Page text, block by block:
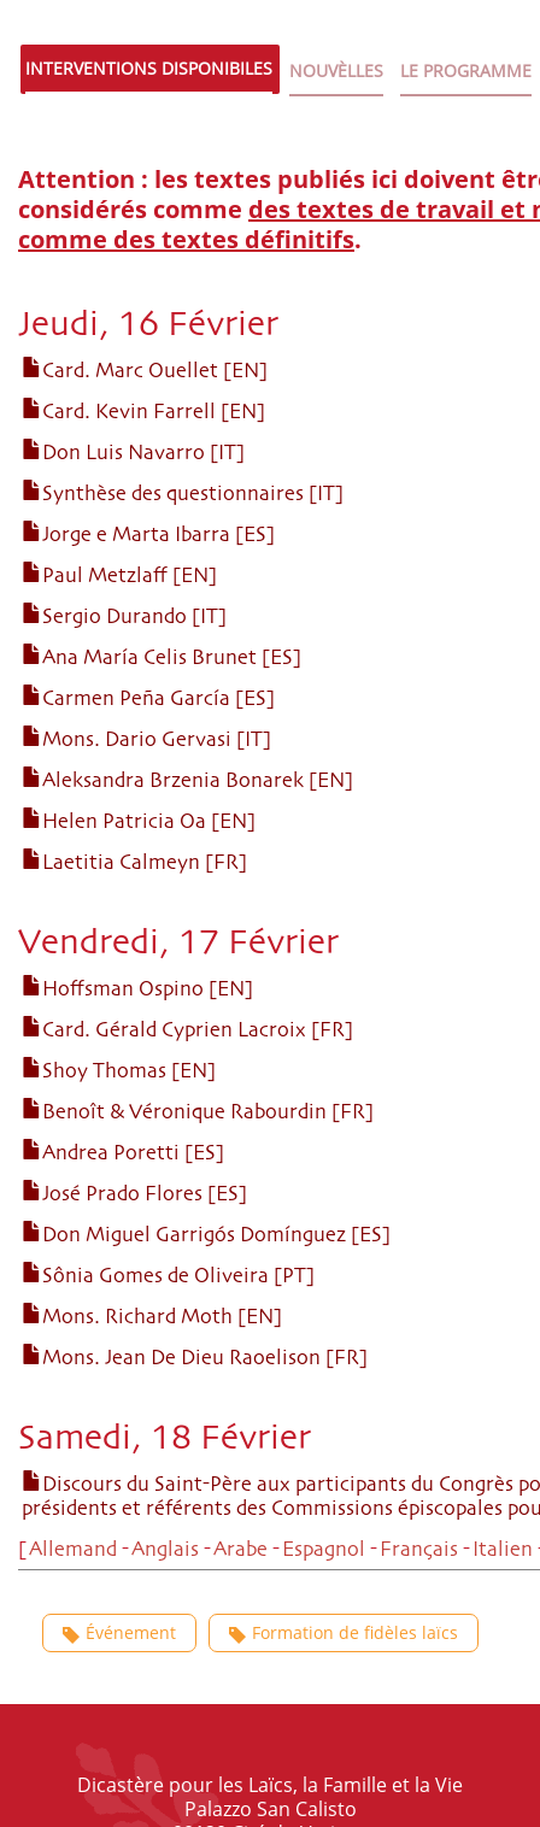
INTERVENTIONS DISPONIBILES NOUVÈLLES LE PROGRAMME
Attention : les textes publiés ici doivent
considérés comme des textes de travail et
comme des textes définitifs.
Jeudi, 16 Février
Card. Marc Ouellet [EN]
Card. Kevin Farrell [EN]
Don Luis Navarro [IT]
Synthèse des questionnaires [IT]
Jorge e Marta Ibarra [ES]
Paul Metzlaff [EN]
Sergio Durando [IT]
Ana María Celis Brunet [ES]
Carmen Peña García [ES]
Mons. Dario Gervasi [IT]
Aleksandra Brzenia Bonarek [EN]
Helen Patricia Oa [EN]
Laetitia Calmeyn [FR]
Vendredi, 17 Février
Hoffsman Ospino [EN]
Card. Gérald Cyprien Lacroix [FR]
Shoy Thomas [EN]
Benoît & Véronique Rabourdin [FR]
Andrea Poretti [ES]
José Prado Flores [ES]
Don Miguel Garrigós Domínguez [ES]
Sônia Gomes de Oliveira [PT]
Mons. Richard Moth [EN]
Mons. Jean De Dieu Raoelison [FR]
Samedi, 18 Février
Discours du Saint-Père aux participants du Congrès
présidents et référents des Commissions épiscopales
Allemand -Anglais -Arabe - Espagnol - Français - Italien
Événement Formation de fidèles laïcs
Dicastère pour les Laïcs, la Famille et la Vie
Palazzo San Calisto